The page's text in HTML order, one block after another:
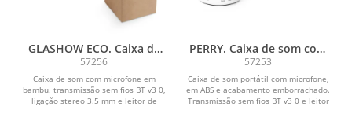
GLASHOW ECO. Caixa de
som em bambu com
microfone
57256
Caixa de som com microfone em
bambu. transmissão sem fios BT v3 0,
ligação stereo 3.5 mm e leitor de
PERRY. Caixa de som com
microfone em ABS
57253
Caixa de som portátil com microfone,
em ABS e acabamento emborrachado.
Transmissão sem fios BT v3 0 e leitor